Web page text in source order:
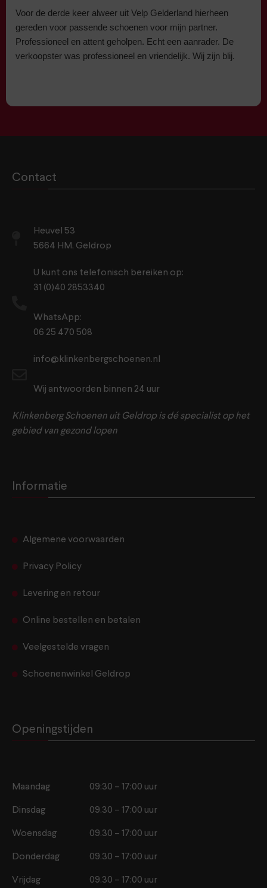
Voor de derde keer alweer uit Velp Gelderland hierheen
gereden voor passende schoenen voor mijn partner.
Professioneel en attent geholpen. Echt een aanrader. De
verkoopster was professioneel en vriendelijk. Wij zijn blij.
Contact
Heuvel 53
5664 HM, Geldrop
U kunt ons telefonisch bereiken op:
31 (0)40 2853340
WhatsApp:
06 25 470 508
info@klinkenbergschoenen.nl
Wij antwoorden binnen 24 uur
Klinkenberg Schoenen uit Geldrop is dé specialist op het
gebied van gezond lopen
Informatie
Algemene voorwaarden
Privacy Policy
Levering en retour
Online bestellen en betalen
Veelgestelde vragen
Schoenenwinkel Geldrop
Openingstijden
Maandag 09:30 – 17:00 uur
Dinsdag 09.30 – 17:00 uur
Woensdag 09.30 – 17:00 uur
Donderdag 09.30 – 17:00 uur
Vrijdag 09.30 – 17:00 uur